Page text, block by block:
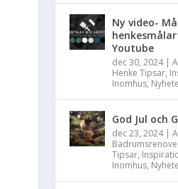
Ny video-
Youtube
dec 30, 2024|
Henke Tipsar,
Inomhus,
God Jul och
dec 23, 2024|
Tipsar,
Inomhus,